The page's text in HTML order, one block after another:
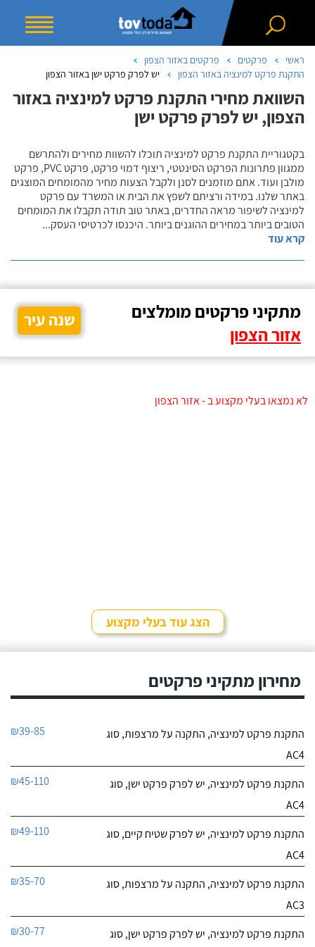
ראשי פרקטים
פרקטים באזור הצפון
התקנת פרקט למינציה באזור הצפון
יש לפרק פרקט ישן באזור הצפון
השוואת מחירי התקנת פרקט למינציה באזור
הצפון, יש לפרק פרקט ישן
בקטגוריית התקנת פרקט למינציה תוכלו להשוות מחירים ולהתרשם
ממגוון פתרונות הפרקט הסינטטי, ריצוף דמוי פרקט, פרקט PVC, פרקט
מולבן ועוד. אתם מוזמנים לסנן ולקבל הצעות מחיר מהמומחים המוצגים
באתר שלנו. במידה ורציתם לשפץ את הבית או המשרד עם פרקט
למינציה לשיפור מראה החדרים, באתר טוב תודה תקבלו את המומחים
הטובים ביותר במחירים ההוגנים ביותר. היכנסו לכרטיסי העסק...
קרא עוד
מתקיני פרקטים מומלצים
אזור הצפון
שנה עיר
לא נמצאו בעלי מקצוע ב - אזור הצפון
הצג עוד בעלי מקצוע
מחירון מתקיני פרקטים
התקנת פרקט למינציה, התקנה על מרצפות, סוג
AC4
₪39-85
התקנת פרקט למינציה, יש לפרק פרקט ישן, סוג
AC4
₪45-110
התקנת פרקט למינציה, יש לפרק שטיח קיים, סוג
AC4
₪49-110
התקנת פרקט למינציה, התקנה על מרצפות, סוג
AC3
₪35-70
התקנת פרקט למינציה, יש לפרק פרקט ישן, סוג
₪30-77